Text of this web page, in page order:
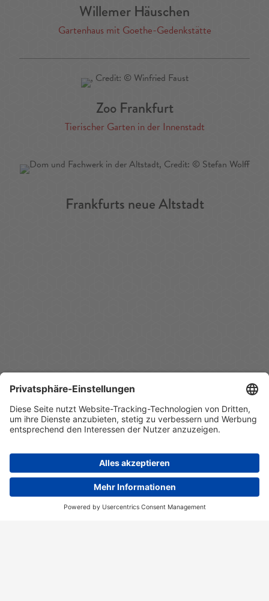
Willemer Häuschen
Gartenhaus mit Goethe-Gedenkstätte
Zoo Frankfurt
Tierischer Garten in der Innenstadt
Frankfurts neue Altstadt